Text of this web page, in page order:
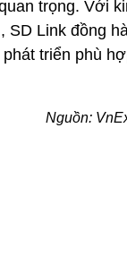
trọng. Với
SD Link đồng
triển phù
Nguồn: